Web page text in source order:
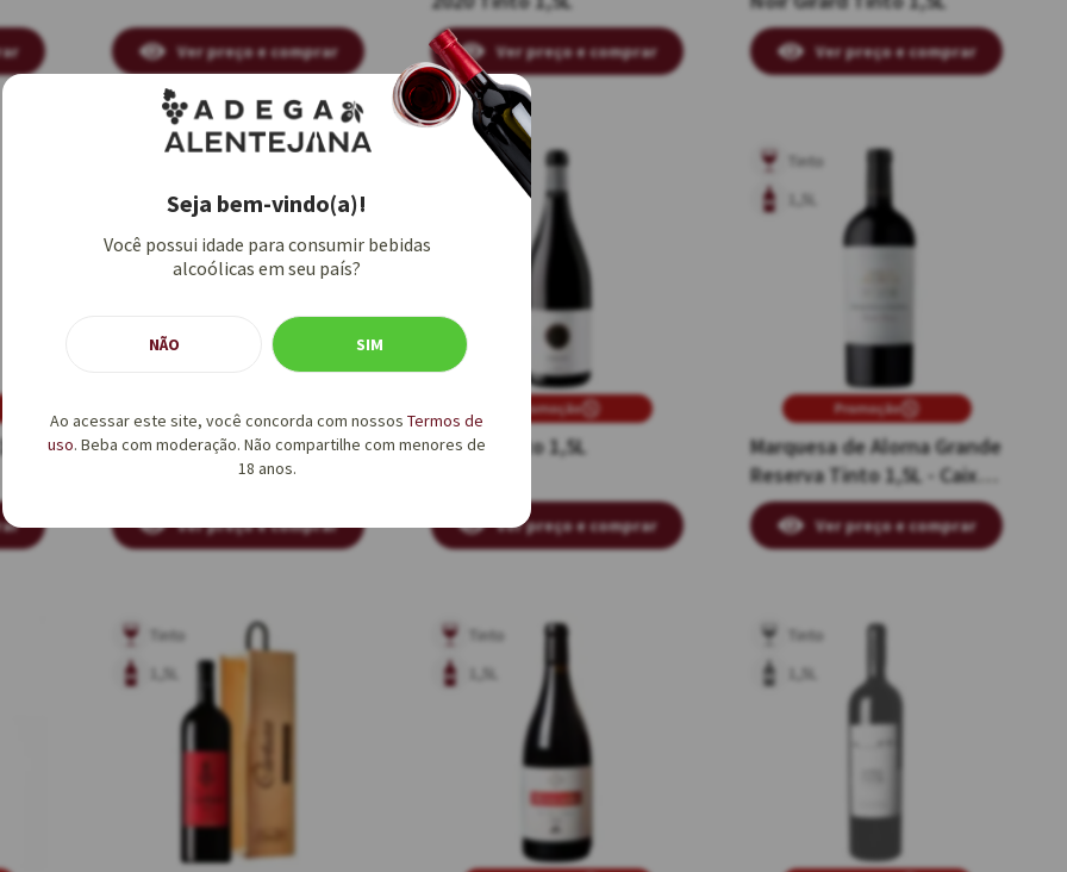
Ver preço e comprar Ver preço e comprar Ver preço e comprar
Reserva das Pedras Tinto
1,5L - Caixa Individual de
1,5L
Ver preço e comprar
Promoção
Orben Tinto 1,5L
Tinto
Ver preço e comprar
Promoção
Marquesa de Alorna Grande
Reserva Tinto 1,5L - Caixa
Individual de Madeira
Tinto
1,5L
Ver preço e comprar
Tinto
1,5L
Tinto
1,5L
Tinto
1,5L
Seja bem-vindo(a)!
Você possui idade para consumir bebidas
alcoólicas em seu país?
NÃO SIM
Ao acessar este site, você concorda com nossos Termos de
uso. Beba com moderação. Não compartilhe com menores de
18 anos.